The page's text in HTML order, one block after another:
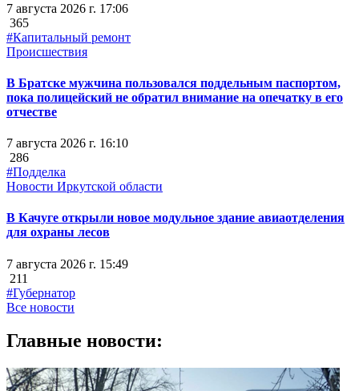
7 августа 2026 г. 17:06
365
#Капитальный ремонт
Происшествия
В Братске мужчина пользовался поддельным паспортом,
пока полицейский не обратил внимание на опечатку в его
отчестве
7 августа 2026 г. 16:10
286
#Подделка
Новости Иркутской области
В Качуге открыли новое модульное здание авиаотделения
для охраны лесов
7 августа 2026 г. 15:49
211
#Губернатор
Все новости
Главные новости: